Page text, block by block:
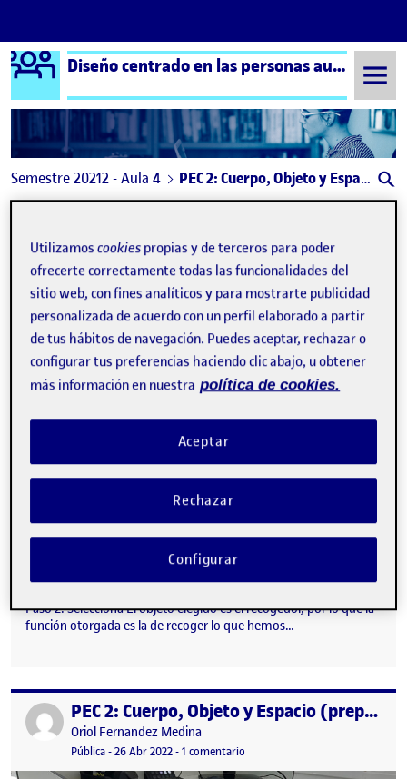
Saltar al contenido
Logo Ágora Diseño centrado en las personas aula 4
Semestre 20212 - Aula 4 PEC 2: Cuerpo, Objeto y Espacio
Espacio
Publicado porPEC 2: Cuerpo, Objeto y Espacio
Publicado por
Diego Amigo Rapado
Visibilidad:
Pública- Fecha de publicación
13 May 202213 mayo, 2022 12:12 pm
-comentarioen PEC 2: Cuerpo, Objeto y Espacio
Paso 2: Selecciona El objeto elegido es el recogedor, por lo que la
función otorgada es la de recoger lo que hemos…
Publicado por PEC 2: Cuerpo, Objeto y Espacio (prepublicación)
Publicado por
Oriol Fernandez Medina
Visibilidad:
Pública-Fecha de publicación
26 Abr 2022-1 comentario
Utilizamoscookies propias y de terceros para poder
ofrecerte correctamente todas las funcionalidades del
sitio web, con fines analíticos y para mostrarte publicidad
personalizada de acuerdo con un perfil elaborado a partir
de tus hábitos de navegación. Puedes aceptar, rechazar o
configurar tus preferencias haciendo clic abajo, u obtener
más información en nuestra política de cookies.
Rechazar
Aceptar
Configurar